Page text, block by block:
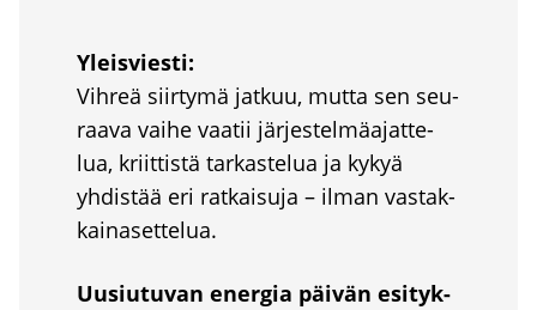
Yleis­vies­ti:
Vih­reä siir­ty­mä jat­kuu, mut­ta sen seu­
raa­va vai­he vaa­tii jär­jes­tel­mä­ajat­te­
lua, kriit­tis­tä tar­kas­te­lua ja kykyä
yhdis­tää eri rat­kai­su­ja – ilman vas­tak­
kai­na­set­te­lua.
Uusiu­tu­van ener­gia päi­vän esi­tyk­